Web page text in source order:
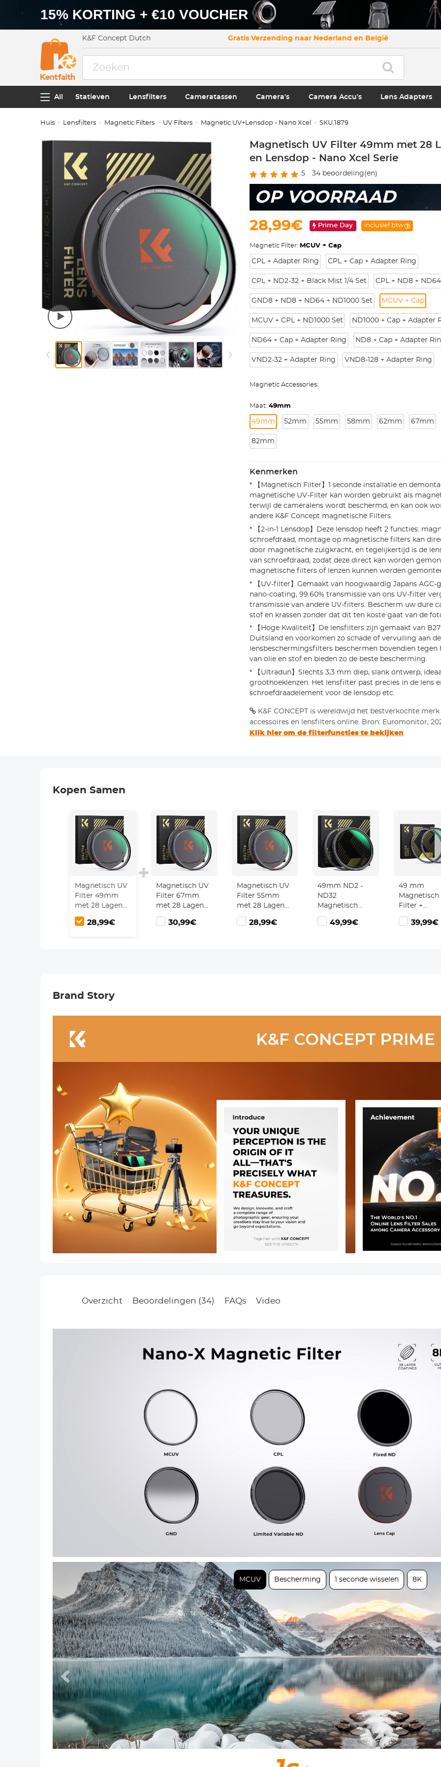
15% KORTING + €10 VOUCHER
K&F Concept Dutch Gratis Verzending naar Nederland en België
All Statieven Lensfilters Cameratassen Camera's Camera Accu's Lens Adapters
Huis Lensfilters Magnetic Filters UV Filters Magnetic UV+Lensdop - Nano Xcel SKU.1879
Magnetisch UV Filter 49mm met 28
en Lensdop - Nano Xcel Serie
5 34beoordeling(en)
OP VOORRAAD
28,99€ Prime Day inclusief btw
Magnetic Filter: MCUV + Cap
CPL + Adapter Ring CPL + Cap + Adapter Ring
CPL + ND2-32 + Black Mist 1/4 Set CPL + ND8 +
GND8 + ND8 + ND64 + ND1000 Set MCUV + Cap
MCUV + CPL + ND1000 Set ND1000 + Cap + Adapter
ND64 + Cap + Adapter Ring ND8 + Cap + Adapter
VND2-32 + Adapter Ring VND8-128 + Adapter Ring
Magnetic Accessories:
Maat: 49mm
49mm 52mm 55mm 58mm 62mm 67mm
82mm
Kenmerken
* 【Magnetisch Filter】1 seconde installatie en
magnetische UV-Filter kan worden gebruikt als
terwijl de cameralens wordt beschermd, en kan ook
andere K&F Concept magnetische Filters.
* 【2-in-1 Lensdop】Deze lensdop heeft 2 functies:
schroefdraad, montage op magnetische filters kan
door magnetische zuigkracht, en tegelijkertijd is de
van schroefdraad, zodat deze direct kan worden
magnetische filters of lenzen kunnen worden
* 【UV-filter】Gemaakt van hoogwaardig Japans AGC-
nano-coating, 99.60% transmissie van ons UV-filter
transmissie van andere UV-filters. Bescherm uw dure
stof en krassen zonder dat dit ten koste gaat van de
* 【Hoge Kwaliteit】De lensfilters zijn gemaakt van
Duitsland en voorkomen zo schade of vervuiling aan
lensbeschermingsfilters beschermen bovendien
van olie en stof en bieden zo de beste bescherming.
* 【Ultradun】Slechts 3,3 mm diep, slank ontwerp,
groothoeklenzen. Het lensfilter past precies in de lens
schroefdraadelement voor de lensdop etc.
K&F CONCEPT is wereldwijd het bestverkochte
accessoires en lensfilters online. Bron: Euromonitor,
Klik hier om de filterfuncties te bekijken
Kopen Samen
Magnetisch UV
Filter 49mm
met 28 Lagen
Coating en
Lensdop - Nano
28,99€
Magnetisch UV
Filter 67mm
met 28 Lagen
Coating en
Lensdop - Nano
30,99€
Magnetisch UV
Filter 55mm
met 28 Lagen
Coating en
Lensdop - Nano
28,99€
49mm ND2 -
ND32
Magnetisch
Filter Variabel
ND Filter (1-5
49,99€
49 mm
Magnetisch
Filter +
Magnetische
Basisring Kit
39,99€
Brand Story
Overzicht Beoordelingen (34) FAQs Video
MCUV Bescherming 1 seconde wisselen 8K